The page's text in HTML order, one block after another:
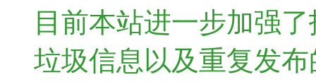
目前本站进一步加强
垃圾信息以及重复发